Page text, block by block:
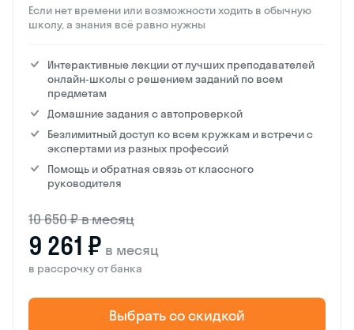
Если нет времени или возможности ходить в обычную
школу, а знания всё равно нужны
Интерактивные лекции от лучших преподавателей
онлайн-школы с решением заданий по всем
предметам
Домашние задания с автопроверкой
Безлимитный доступ ко всем кружкам и встречи с
экспертами из разных профессий
Помощь и обратная связь от классного
руководителя
10 650 ₽ в месяц
9 261 ₽ в месяц
в рассрочку от банка
Выбрать со скидкой